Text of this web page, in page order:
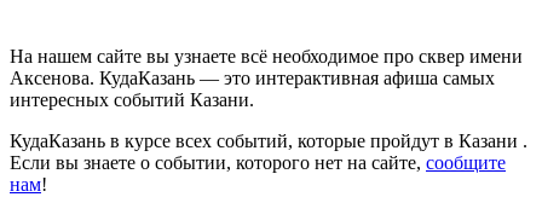
На нашем сайте вы узнаете всё необходимое про сквер имени
Аксенова. КудаКазань — это интерактивная афиша самых
интересных событий Казани.
КудаКазань в курсе всех событий, которые пройдут в Казани .
Если вы знаете о событии, которого нет на сайте, сообщите
нам!